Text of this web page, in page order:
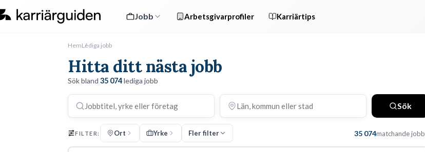
Jobb Arbetsgivarprofiler Karriärtips
HemLediga jobb
Hitta ditt nästa jobb
Sök bland 35 074lediga jobb
Sök
FILTER: Ort Yrke Fler filter 35 074matchande jobb